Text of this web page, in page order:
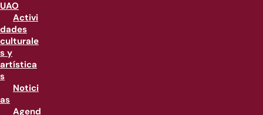
UAO
Activi
dades
culturale
s y
artística
s
Notici
as
Agend